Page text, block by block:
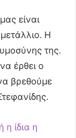
είναι
Η
της.
έρθει ο
βρεθούμε
ίδια η